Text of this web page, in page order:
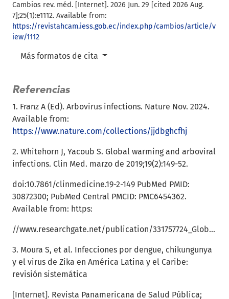
Cambios rev. méd. [Internet]. 2026 Jun. 29 [cited 2026 Aug.
7];25(1):e1112. Available from:
https://revistahcam.iess.gob.ec/index.php/cambios/article/v
iew/1112
Más formatos de cita
Referencias
1. Franz A (Ed). Arbovirus infections. Nature Nov. 2024.
Available from:
https://www.nature.com/collections/jjdbghcfhj
2. Whitehorn J, Yacoub S. Global warming and arboviral
infections. Clin Med. marzo de 2019;19(2):149-52.
doi:10.7861/clinmedicine.19-2-149 PubMed PMID:
30872300; PubMed Central PMCID: PMC6454362.
Available from: https:
//www.researchgate.net/publication/331757724_Global_warming_and_arboviral_infections
3. Moura S, et al. Infecciones por dengue, chikungunya
y el virus de Zika en América Latina y el Caribe:
revisión sistemática
[Internet]. Revista Panamericana de Salud Pública;